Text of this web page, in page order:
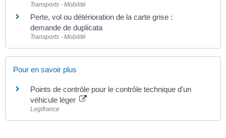
Transports - Mobilité
Perte, vol ou détérioration de la carte grise :
demande de duplicata
Transports - Mobilité
Pour en savoir plus
Points de contrôle pour le contrôle technique d'un
véhicule léger
Legifrance